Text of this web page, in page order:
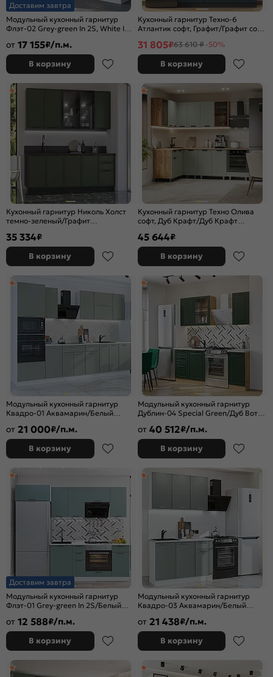
Доставим завтра
Модульный кухонный гарнитур
Флэт-02 Grey-green In 2S, White In
от 17 155₽/п.м.
В корзину
Кухонный гарнитур Техно-6
Атлантик софт, Графит/Графит софт
темный)
31 805₽63 610 ₽ -50%
В корзину
Кухонный гарнитур Николь Холст
темно-зеленый/Графит
35 334₽
В корзину
Кухонный гарнитур Техно Олива
софт, Дуб Крафт/Дуб Крафт
45 644₽
В корзину
Модульный кухонный гарнитур
Квадро-01 Аквамарин/Белый
от 21 000₽/п.м.
В корзину
Модульный кухонный гарнитур
Дублин-04 Special Green/Дуб Вотан
от 40 512₽/п.м.
В корзину
Доставим завтра
Модульный кухонный гарнитур
Флэт-01 Grey-green In 2S/Белый
от 12 588₽/п.м.
В корзину
Модульный кухонный гарнитур
Квадро-03 Аквамарин/Белый
от 21 438₽/п.м.
В корзину